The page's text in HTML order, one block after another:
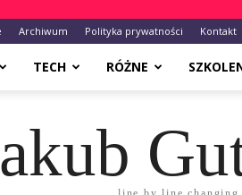
Archiwum Polityka prywatności Kontakt
TECH RÓŻNE